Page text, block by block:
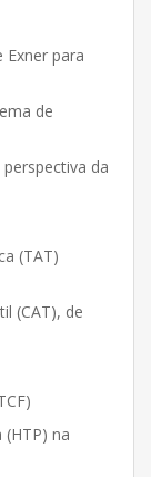
Exner para
de
da
(TAT)
(CAT), de
na